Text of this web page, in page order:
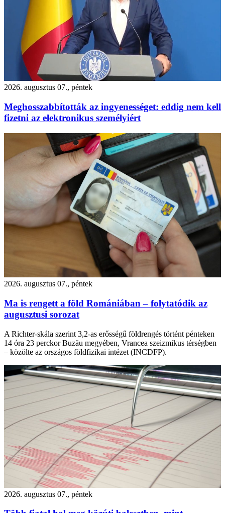
2026. augusztus 07., péntek
Meghosszabbították az ingyenességet: eddig nem kell
fizetni az elektronikus személyiért
2026. augusztus 07., péntek
Ma is rengett a föld Romániában – folytatódik az
augusztusi sorozat
A Richter-skála szerint 3,2-as erősségű földrengés történt pénteken
14 óra 23 perckor Buzău megyében, Vrancea szeizmikus térségben
– közölte az országos földfizikai intézet (INCDFP).
2026. augusztus 07., péntek